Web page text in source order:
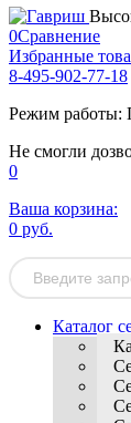
0Сравнение
Избранные
8-495-902-77-18
Режим работы:
Не смогли
0
Ваша корзина:
0 руб.
Каталог